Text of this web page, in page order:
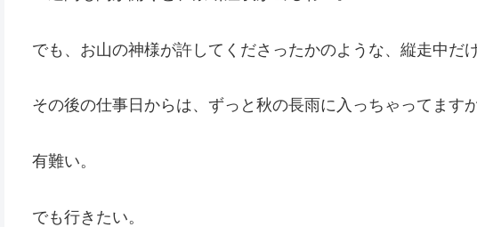
でも、お山の神様が許してくださったかのような、縦走中だ
その後の仕事日からは、ずっと秋の長雨に入っちゃってますか
有難い。
でも行きたい。